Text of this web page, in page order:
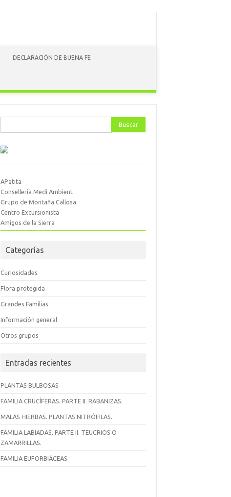
DECLARACIÓN DE BUENA FE
APatita
Conselleria Medi Ambient
Grupo de Montaña Callosa
Centro Excursionista
Amigos de la Sierra
Categorías
Curiosidades
Flora protegida
Grandes Familias
Información general
Otros grupos
Entradas recientes
PLANTAS BULBOSAS
FAMILIA CRUCÍFERAS. PARTE II. RABANIZAS.
MALAS HIERBAS. PLANTAS NITRÓFILAS.
FAMILIA LABIADAS. PARTE II. TEUCRIOS O
ZAMARRILLAS.
FAMILIA EUFORBIÁCEAS